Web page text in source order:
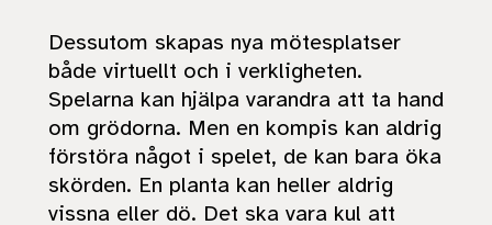
Dessutom skapas nya mötesplatser
både virtuellt och i verkligheten.
Spelarna kan hjälpa varandra att ta hand
om grödorna. Men en kompis kan aldrig
förstöra något i spelet, de kan bara öka
skörden. En planta kan heller aldrig
vissna eller dö. Det ska vara kul att